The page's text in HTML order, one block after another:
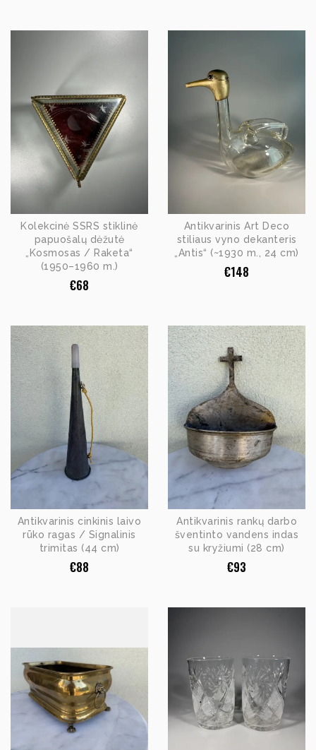
Kolekcinė SSRS stiklinė
papuošalų dėžutė
„Kosmosas / Raketa“
(1950–1960 m.)
€68
Antikvarinis Art Deco
stiliaus vyno dekanteris
„Antis“ (~1930 m., 24 cm)
€148
Antikvarinis cinkinis laivo
rūko ragas / Signalinis
trimitas (44 cm)
€88
Antikvarinis rankų darbo
šventinto vandens indas
su kryžiumi (28 cm)
€93